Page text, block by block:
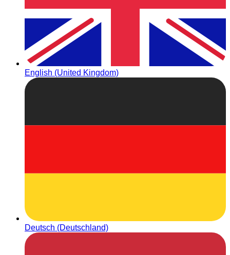
English (United Kingdom)
Deutsch (Deutschland)